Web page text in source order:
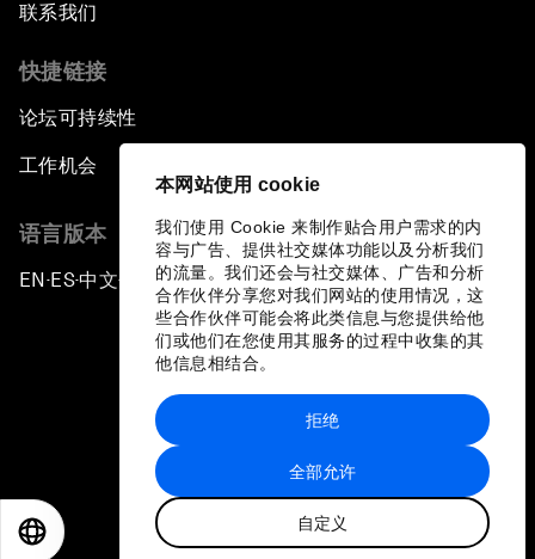
本网站使用 cookie
我们使用 Cookie 来制作贴合用户需求的内
容与广告、提供社交媒体功能以及分析我们
的流量。我们还会与社交媒体、广告和分析
合作伙伴分享您对我们网站的使用情况，这
些合作伙伴可能会将此类信息与您提供给他
们或他们在您使用其服务的过程中收集的其
他信息相结合。
全部允许
自定义
拒绝
联系我们
快捷链接
论坛可持续性
工作机会
语言版本
EN ▪ ES▪中文▪ 日本語
站点地图
世界经济论坛